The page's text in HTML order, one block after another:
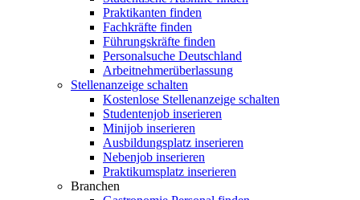
Praktikanten finden
Fachkräfte finden
Führungskräfte finden
Personalsuche Deutschland
Arbeitnehmerüberlassung
Stellenanzeige schalten
Kostenlose Stellenanzeige schalten
Studentenjob inserieren
Minijob inserieren
Ausbildungsplatz inserieren
Nebenjob inserieren
Praktikumsplatz inserieren
Branchen